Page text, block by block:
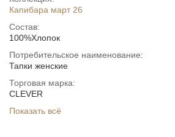
Капибара март 26
Состав:
100%Хлопок
Потребительское наименование:
Тапки женские
Торговая марка:
CLEVER
Показать всё